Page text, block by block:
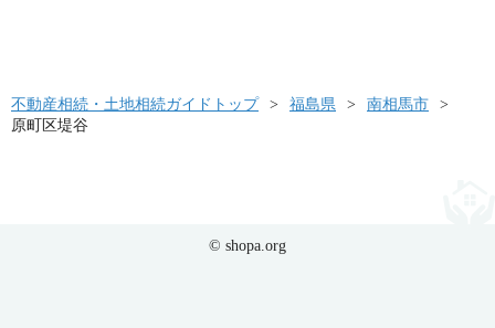
和歌山県
山口県
高知県
長崎県
不動産相続・土地相続ガイドトップ 福島県
南相馬市
原町区堤谷
© shopa.org